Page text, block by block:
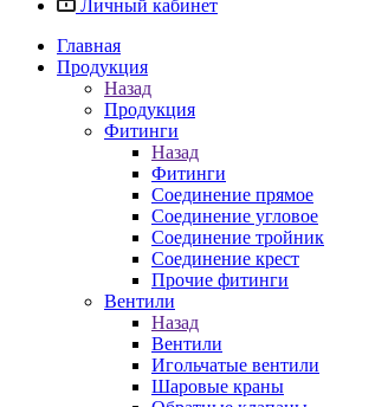
Личный кабинет
Главная
Продукция
Назад
Продукция
Фитинги
Назад
Фитинги
Соединение прямое
Соединение угловое
Соединение тройник
Соединение крест
Прочие фитинги
Вентили
Назад
Вентили
Игольчатые вентили
Шаровые краны